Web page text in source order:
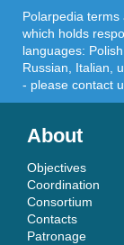
Polarpedia
which holds
languages:
Russian, Italian,
- please contact
About
Objectives
Coordination
Consortium
Contacts
Patronage